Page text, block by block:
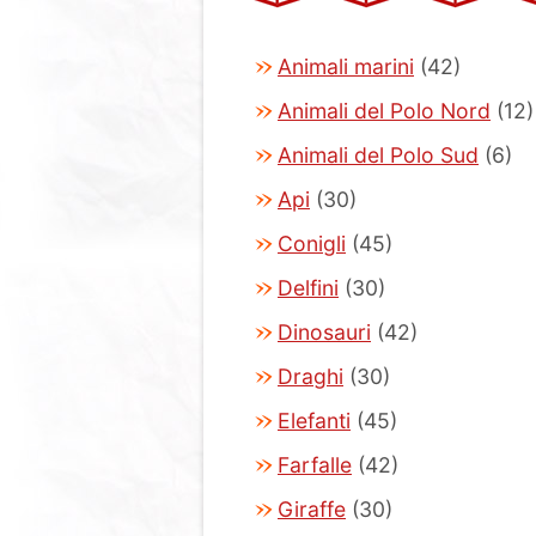
Animali marini (42)
Animali del Polo Nord (12)
Animali del Polo Sud (6)
Api (30)
Conigli (45)
Delfini (30)
Dinosauri (42)
Draghi (30)
Elefanti (45)
Farfalle (42)
Giraffe (30)